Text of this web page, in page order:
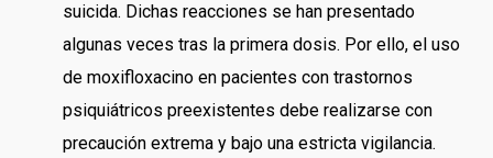
suicida. Dichas reacciones se han presentado
algunas veces tras la primera dosis. Por ello, el uso
de moxifloxacino en pacientes con trastornos
psiquiátricos preexistentes debe realizarse con
precaución extrema y bajo una estricta vigilancia.